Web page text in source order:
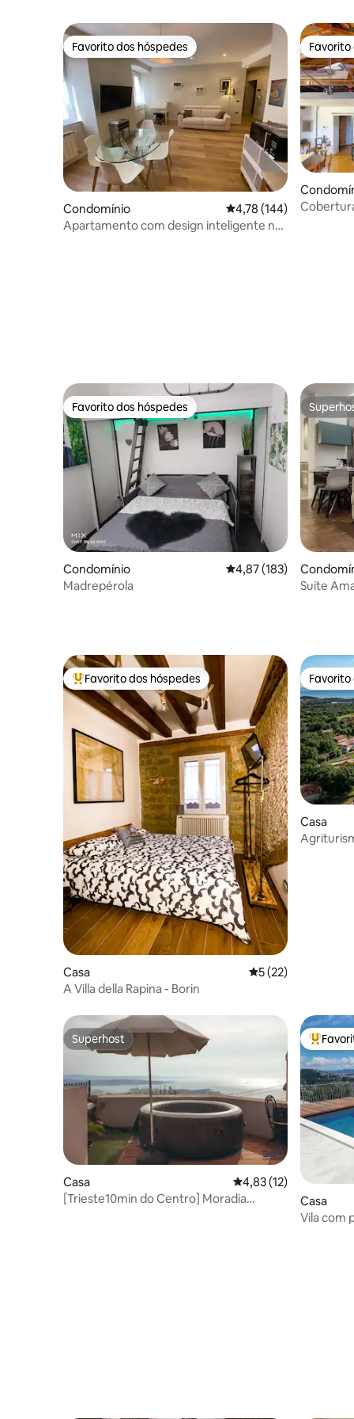
Favorito dos hóspedes
Favorito dos hóspedes
Condomínio Classificação média de
4,78 (144)
Apartamento com design inteligente no
Favorito
Favorito
Favorito dos hóspedes
Favorito dos hóspedes
Condomínio Classificação média de
4,87 (183)
Madrepérola
Suite
Favoritos dos hóspedes mais apreciados
Favorito dos hóspedes
Casa Classificação
5 (22)
A Villa della Rapina - Borin
Favorito
Favorito
Casa
Superhost
Superhost
Casa Classificação média
4,83 (12)
[Trieste10min do Centro] Moradia
Casa
Vila com